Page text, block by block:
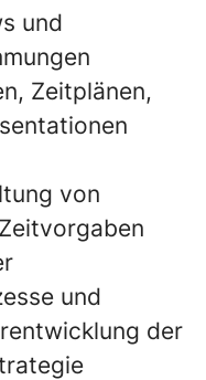
und
Zeitplänen,
von
und
der